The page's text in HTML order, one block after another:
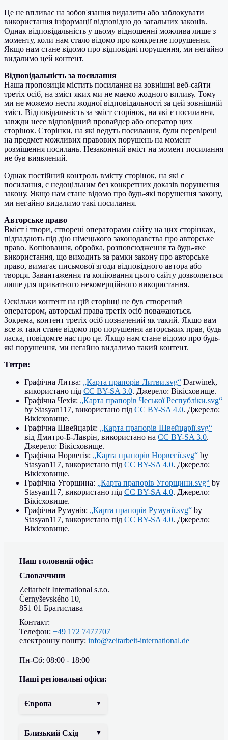
Це не впливає на зобов'язання видалити або заблокувати
використання інформації відповідно до загальних законів.
Однак відповідальність у цьому відношенні можлива лише з
моменту, коли нам стало відомо про конкретне порушення.
Якщо нам стане відомо про відповідні порушення, ми негайно
видалимо цей контент.
Відповідальність за посилання
Наша пропозиція містить посилання на зовнішні веб-сайти
третіх осіб, на зміст яких ми не маємо жодного впливу. Тому
ми не можемо нести жодної відповідальності за цей зовнішній
зміст. Відповідальність за зміст сторінок, на які є посилання,
завжди несе відповідний провайдер або оператор цих
сторінок. Сторінки, на які ведуть посилання, були перевірені
на предмет можливих правових порушень на момент
розміщення посилань. Незаконний вміст на момент посилання
не був виявлений.
Однак постійний контроль вмісту сторінок, на які є
посилання, є недоцільним без конкретних доказів порушення
закону. Якщо нам стане відомо про будь-які порушення закону,
ми негайно видалимо такі посилання.
Авторське право
Вміст і твори, створені операторами сайту на цих сторінках,
підпадають під дію німецького законодавства про авторське
право. Копіювання, обробка, розповсюдження та будь-яке
використання, що виходить за рамки закону про авторське
право, вимагає письмової згоди відповідного автора або
творця. Завантаження та копіювання цього сайту дозволяється
лише для приватного некомерційного використання.
Оскільки контент на цій сторінці не був створений
оператором, авторські права третіх осіб поважаються.
Зокрема, контент третіх осіб позначений як такий. Якщо вам
все ж таки стане відомо про порушення авторських прав, будь
ласка, повідомте нас про це. Якщо нам стане відомо про будь-
які порушення, ми негайно видалимо такий контент.
Титри:
Графічна Литва: „Карта прапорів Литви.svg“ Darwinek,
використано під CC BY-SA 3.0. Джерело: Вікісховище.
Графічна Чехія: „Карта прапорів Чеської Республіки.svg“
by Stasyan117, використано під CC BY-SA 4.0. Джерело:
Вікісховище.
Графічна Швейцарія: „Карта прапорів Швейцарії.svg“
від Дмитро-Б-Лаврін, використано на CC BY-SA 3.0.
Джерело: Вікісховище.
Графічна Норвегія: „Карта прапорів Норвегії.svg“ by
Stasyan117, використано під CC BY-SA 4.0. Джерело:
Вікісховище.
Графічна Угорщина: „Карта прапорів Угорщини.svg“ by
Stasyan117, використано під CC BY-SA 4.0. Джерело:
Вікісховище.
Графічна Румунія: „Карта прапорів Румунії.svg“ by
Stasyan117, використано під CC BY-SA 4.0. Джерело:
Вікісховище.
Наш головний офіс:
Словаччини
Zeitarbeit International s.r.o.
Černyševského 10,
851 01 Братислава
Контакт:
Телефон: +49 172 7477707
електронну пошту: info@zeitarbeit-international.de
Пн-Сб: 08:00 - 18:00
Наші регіональні офіси:
Європа
Близький Схід